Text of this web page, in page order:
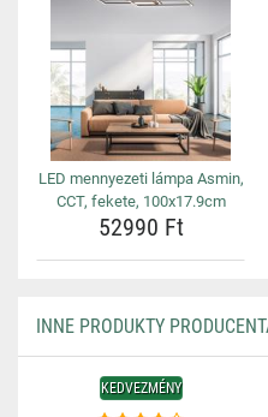
LED mennyezeti lámpa Asmin,
CCT, fekete, 100x17.9cm
52990 Ft
INNE PRODUKTY
KEDVEZMÉNY